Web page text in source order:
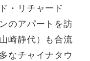
・リチャード
のアパートを訪
崎静代）も合流
なチャイナタウ